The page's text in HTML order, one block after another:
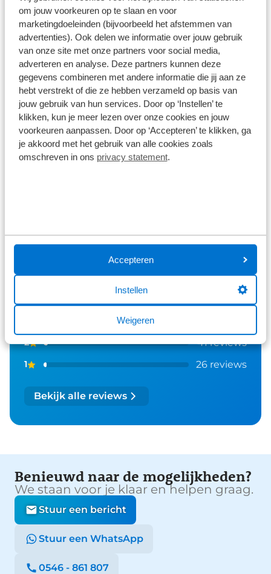
om jouw voorkeuren op te slaan en voor
marketingdoeleinden (bijvoorbeeld het afstemmen van
advertenties). Ook delen we informatie over jouw gebruik
van onze site met onze partners voor social media,
adverteren en analyse. Deze partners kunnen deze
gegevens combineren met andere informatie die jij aan ze
hebt verstrekt of die ze hebben verzameld op basis van
jouw gebruik van hun services. Door op ‘Instellen’ te
klikken, kun je meer lezen over onze cookies en jouw
voorkeuren aanpassen. Door op ‘Accepteren’ te klikken, ga
je akkoord met het gebruik van alle cookies zoals
omschreven in ons privacy statement.
Accepteren
Instellen
Weigeren
Type
Fietsstandaard
Alle specificaties
Disclaimer
De specificaties en onderdelen zijn gegeven op basis van aanlevering
van de leverancier. Op basis van beschikbaarheid of wijzigingen bij de
leverancier kunnen specificaties afwijken.
9,01578 reviews
5 1161 reviews
2 41 reviews
1 26 reviews
Bekijk alle reviews
Benieuwd naar de mogelijkheden?
We staan voor je klaar en helpen graag.
Stuur een bericht
Stuur een WhatsApp
0546 - 861 807